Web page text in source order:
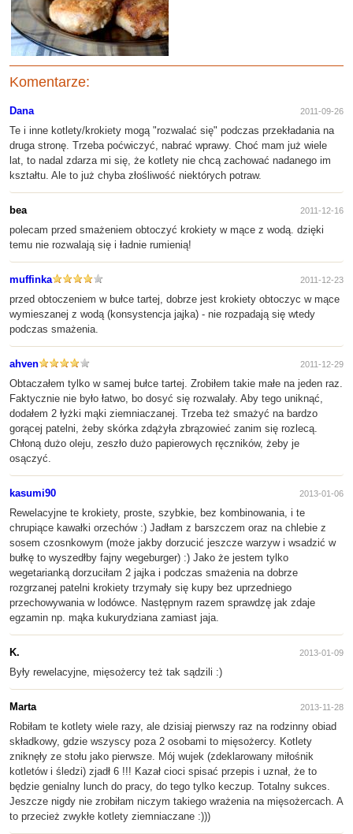
Komentarze:
Dana 2011-09-26
Te i inne kotlety/krokiety mogą "rozwalać się" podczas przekładania na
druga stronę. Trzeba poćwiczyć, nabrać wprawy. Choć mam już wiele
lat, to nadal zdarza mi się, że kotlety nie chcą zachować nadanego im
kształtu. Ale to już chyba złośliwość niektórych potraw.
bea 2011-12-16
polecam przed smażeniem obtoczyć krokiety w mące z wodą. dzięki
temu nie rozwalają się i ładnie rumienią!
muffinka 2011-12-23
przed obtoczeniem w bułce tartej, dobrze jest krokiety obtoczyc w mące
wymieszanej z wodą (konsystencja jajka) - nie rozpadają się wtedy
podczas smażenia.
ahven 2011-12-29
Obtaczałem tylko w samej bułce tartej. Zrobiłem takie małe na jeden raz.
Faktycznie nie było łatwo, bo dosyć się rozwalały. Aby tego uniknąć,
dodałem 2 łyżki mąki ziemniaczanej. Trzeba też smażyć na bardzo
gorącej patelni, żeby skórka zdążyła zbrązowieć zanim się rozlecą.
Chłoną dużo oleju, zeszło dużo papierowych ręczników, żeby je
osączyć.
kasumi90 2013-01-06
Rewelacyjne te krokiety, proste, szybkie, bez kombinowania, i te
chrupiące kawałki orzechów :) Jadłam z barszczem oraz na chlebie z
sosem czosnkowym (może jakby dorzucić jeszcze warzyw i wsadzić w
bułkę to wyszedłby fajny wegeburger) :) Jako że jestem tylko
wegetarianką dorzuciłam 2 jajka i podczas smażenia na dobrze
rozgrzanej patelni krokiety trzymały się kupy bez uprzedniego
przechowywania w lodówce. Następnym razem sprawdzę jak zdaje
egzamin np. mąka kukurydziana zamiast jaja.
K. 2013-01-09
Były rewelacyjne, mięsożercy też tak sądzili :)
Marta 2013-11-28
Robiłam te kotlety wiele razy, ale dzisiaj pierwszy raz na rodzinny obiad
składkowy, gdzie wszyscy poza 2 osobami to mięsożercy. Kotlety
zniknęły ze stołu jako pierwsze. Mój wujek (zdeklarowany miłośnik
kotletów i śledzi) zjadł 6 !!! Kazał cioci spisać przepis i uznał, że to
będzie genialny lunch do pracy, do tego tylko keczup. Totalny sukces.
Jeszcze nigdy nie zrobiłam niczym takiego wrażenia na mięsożercach. A
to przecież zwykłe kotlety ziemniaczane :)))